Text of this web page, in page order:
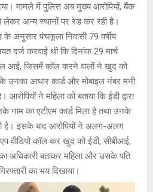
मामले में पुलिस अब मुख्य आरोपियों, बैंक
लेकर अन्य स्थानों पर रेड कर रही है।
के अनुसार पंचकूला निवासी 79 वर्षीय
दर्ज करवाई थी कि दिनांक 29 मार्च
आई, जिसमें कॉल करने वालों ने खुद को
उनका आधार कार्ड और मोबाइल नंबर मनी
ने महिला को बताया कि ईडी द्वारा
का एटीएम कार्ड मिला है तथा उनके
है। इसके बाद आरोपियों ने अलग-अलग
वीडियो कॉल कर खुद को ईडी, सीबीआई,
अधिकारी बताकर महिला और उसके पति
का भय दिखाया।